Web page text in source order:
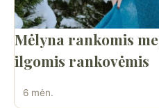
Mėlyna rankomis
ilgomis rankovėmis
6 mėn.